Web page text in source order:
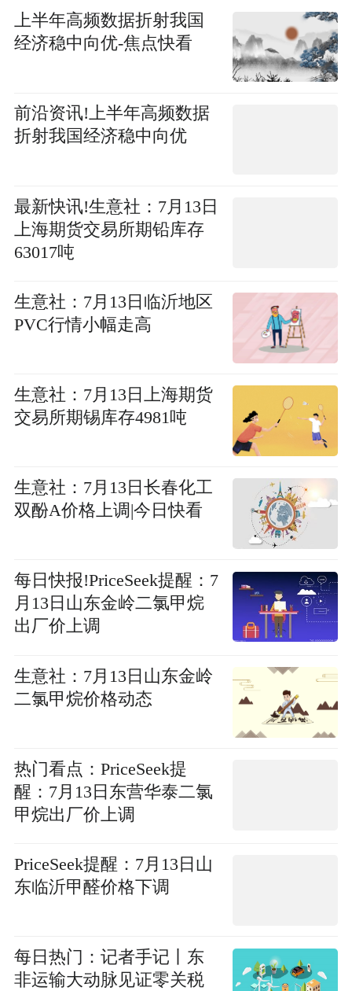
上半年高频数据折射我国
经济稳中向优-焦点快看
前沿资讯!上半年高频数据
折射我国经济稳中向优
最新快讯!生意社：7月13日
上海期货交易所期铅库存
63017吨
生意社：7月13日临沂地区
PVC行情小幅走高
生意社：7月13日上海期货
交易所期锡库存4981吨
生意社：7月13日长春化工
双酚A价格上调|今日快看
每日快报!PriceSeek提醒：7
月13日山东金岭二氯甲烷
出厂价上调
生意社：7月13日山东金岭
二氯甲烷价格动态
热门看点：PriceSeek提
醒：7月13日东营华泰二氯
甲烷出厂价上调
PriceSeek提醒：7月13日山
东临沂甲醛价格下调
每日热门：记者手记丨东
非运输大动脉见证零关税